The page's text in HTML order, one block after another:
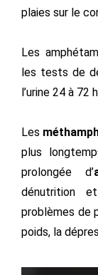
plaies sur le
Les
les tests de
l’urine 24 à 72
Les
plus
prolongée d’
dénutrition
problèmes de
poids, la